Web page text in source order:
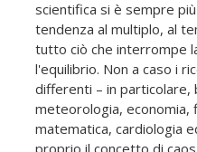
scientifica si è sempre
tendenza al multiplo, al
tutto ciò che interrompe
l'equilibrio. Non a caso i
differenti – in particolare,
meteorologia, economia,
matematica, cardiologia